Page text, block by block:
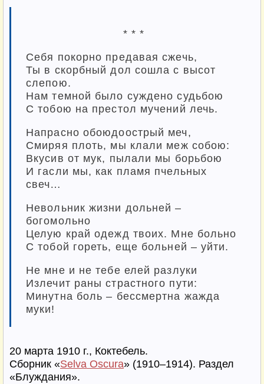
* * *
Себя покорно предавая сжечь,
Ты в скорбный дол сошла с высот
слепою.
Нам темной было суждено судьбою
С тобою на престол мучений лечь.
Напрасно обоюдоострый меч,
Смиряя плоть, мы клали меж собою:
Вкусив от мук, пылали мы борьбою
И гасли мы, как пламя пчельных
свеч…
Невольник жизни дольней –
богомольно
Целую край одежд твоих. Мне больно
С тобой гореть, еще больней – уйти.
Не мне и не тебе елей разлуки
Излечит раны страстного пути:
Минутна боль – бессмертна жажда
муки!
20 марта 1910 г., Коктебель.
Сборник «Selva Oscura» (1910–1914). Раздел
«Блуждания».